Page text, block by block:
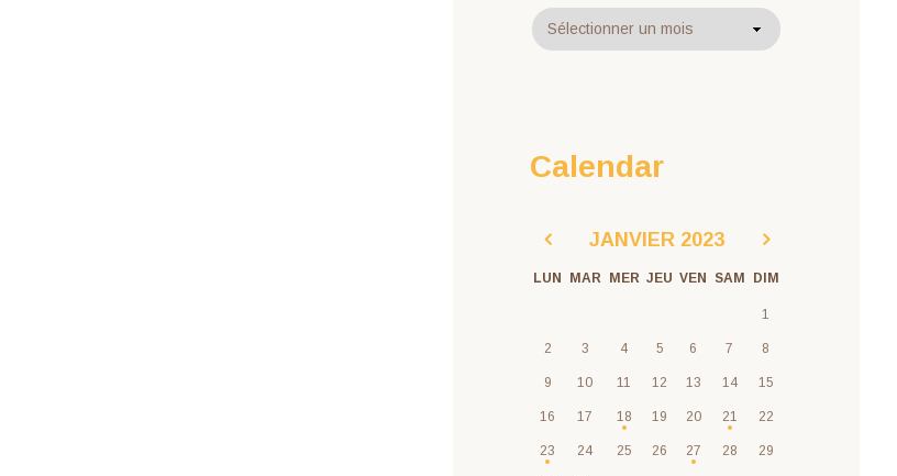
Archives
Calendar
JANVIER 2023
LUN MAR MER JEU VEN SAM DIM
1
2 3 4 5 6 7 8
9 10 11 12 13 14 15
16 17 18 19 20 21 22
23 24 25 26 27 28 29